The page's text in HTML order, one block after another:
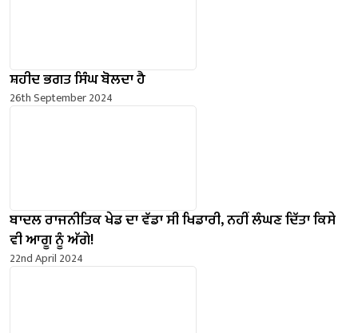
ਸ਼ਹੀਦ ਭਗਤ ਸਿੰਘ ਬੋਲਦਾ ਹੈ
26th September 2024
ਬਾਦਲ ਰਾਜਨੀਤਿਕ ਖੇਡ ਦਾ ਵੱਡਾ ਸੀ ਖਿਡਾਰੀ, ਨਹੀਂ ਲੰਘਣ ਦਿੱਤਾ ਕਿਸੇ
ਵੀ ਆਗੂ ਨੂੰ ਅੱਗੇ!
22nd April 2024